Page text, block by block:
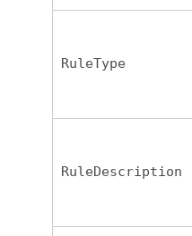
RuleType
RuleDescription